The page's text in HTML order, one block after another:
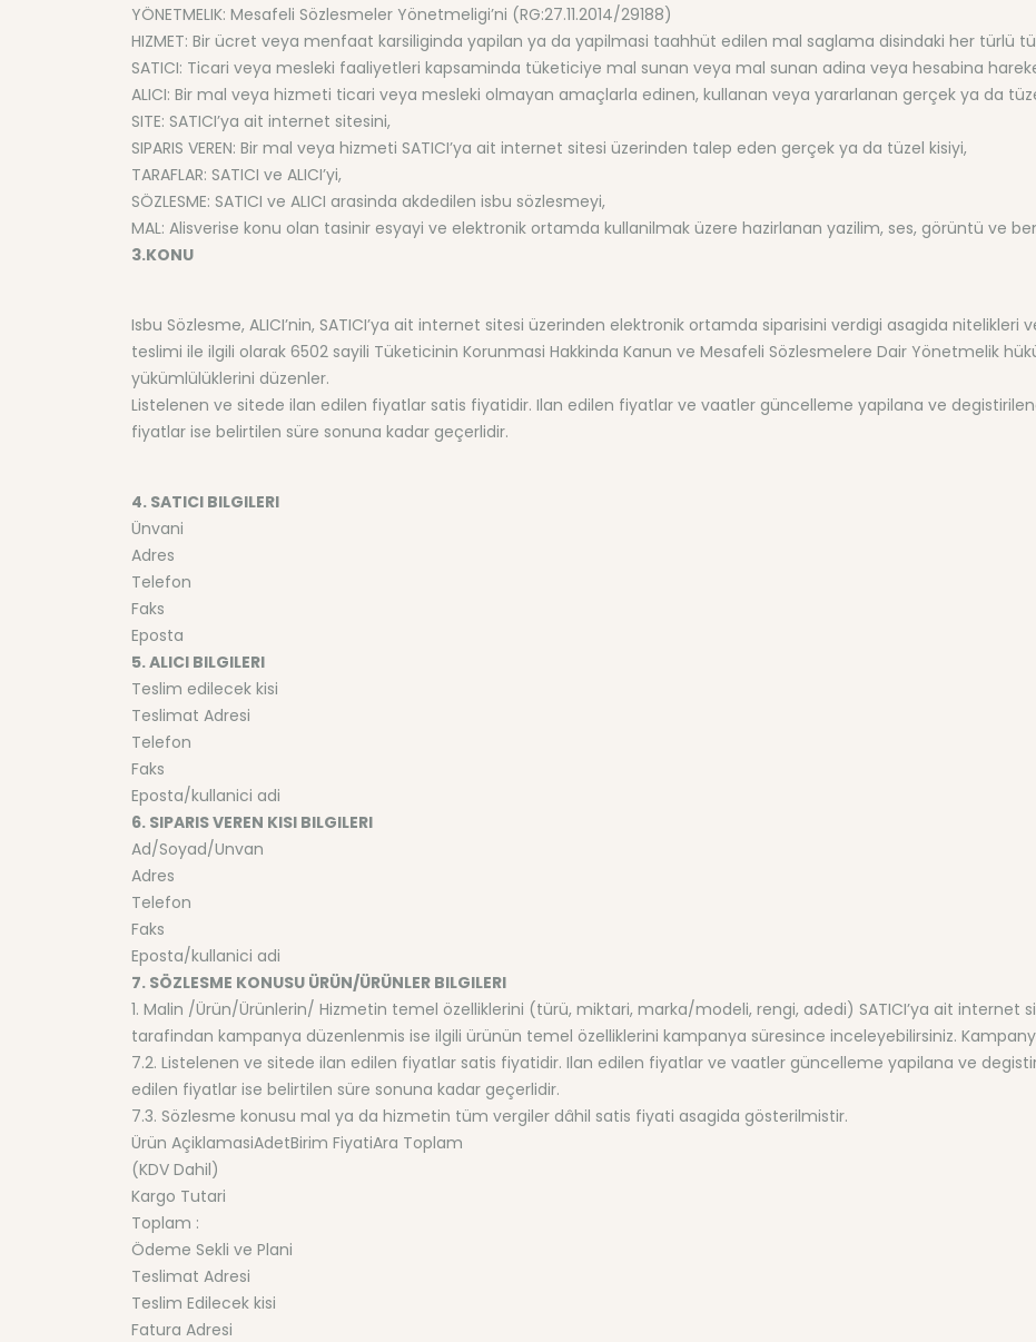
YÖNETMELIK: Mesafeli Sözlesmeler Yönetmeligi’ni (RG:27.11.2014/29188)
HIZMET: Bir ücret veya menfaat karsiliginda yapilan ya da yapilmasi taahhüt edilen mal saglama disindaki her türlü
SATICI: Ticari veya mesleki faaliyetleri kapsaminda tüketiciye mal sunan veya mal sunan adina veya hesabina
ALICI: Bir mal veya hizmeti ticari veya mesleki olmayan amaçlarla edinen, kullanan veya yararlanan gerçek ya da
SITE: SATICI’ya ait internet sitesini,
SIPARIS VEREN: Bir mal veya hizmeti SATICI’ya ait internet sitesi üzerinden talep eden gerçek ya da tüzel kisiyi,
TARAFLAR: SATICI ve ALICI’yi,
SÖZLESME: SATICI ve ALICI arasinda akdedilen isbu sözlesmeyi,
MAL: Alisverise konu olan tasinir esyayi ve elektronik ortamda kullanilmak üzere hazirlanan yazilim, ses, görüntü ve
3.KONU
Isbu Sözlesme, ALICI’nin, SATICI’ya ait internet sitesi üzerinden elektronik ortamda siparisini verdigi asagida
teslimi ile ilgili olarak 6502 sayili Tüketicinin Korunmasi Hakkinda Kanun ve Mesafeli Sözlesmelere Dair Yönetmelik
yükümlülüklerini düzenler.
Listelenen ve sitede ilan edilen fiyatlar satis fiyatidir. Ilan edilen fiyatlar ve vaatler güncelleme yapilana ve
fiyatlar ise belirtilen süre sonuna kadar geçerlidir.
4. SATICI BILGILERI
Ünvani
Adres
Telefon
Faks
Eposta
5. ALICI BILGILERI
Teslim edilecek kisi
Teslimat Adresi
Telefon
Faks
Eposta/kullanici adi
6. SIPARIS VEREN KISI BILGILERI
Ad/Soyad/Unvan
Adres
Telefon
Faks
Eposta/kullanici adi
7. SÖZLESME KONUSU ÜRÜN/ÜRÜNLER BILGILERI
1. Malin /Ürün/Ürünlerin/ Hizmetin temel özelliklerini (türü, miktari, marka/modeli, rengi, adedi) SATICI’ya ait internet
tarafindan kampanya düzenlenmis ise ilgili ürünün temel özelliklerini kampanya süresince inceleyebilirsiniz.
7.2. Listelenen ve sitede ilan edilen fiyatlar satis fiyatidir. Ilan edilen fiyatlar ve vaatler güncelleme yapilana ve
edilen fiyatlar ise belirtilen süre sonuna kadar geçerlidir.
7.3. Sözlesme konusu mal ya da hizmetin tüm vergiler dâhil satis fiyati asagida gösterilmistir.
Ürün AçiklamasiAdetBirim FiyatiAra Toplam
(KDV Dahil)
Kargo Tutari
Toplam :
Ödeme Sekli ve Plani
Teslimat Adresi
Teslim Edilecek kisi
Fatura Adresi